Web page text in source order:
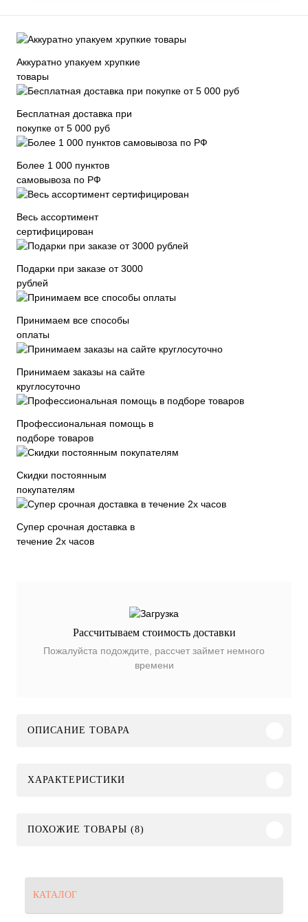
Аккуратно упакуем хрупкие
товары
Бесплатная доставка при
покупке от 5 000 руб
Более 1 000 пунктов
самовывоза по РФ
Весь ассортимент
сертифицирован
Подарки при заказе от 3000
рублей
Принимаем все способы
оплаты
Принимаем заказы на сайте
круглосуточно
Профессиональная помощь в
подборе товаров
Скидки постоянным
покупателям
Супер срочная доставка в
течение 2х часов
Рассчитываем стоимость доставки
Пожалуйста подождите, рассчет займет немного
времени
ОПИСАНИЕ ТОВАРА
ХАРАКТЕРИСТИКИ
ПОХОЖИЕ ТОВАРЫ (8)
КАТАЛОГ